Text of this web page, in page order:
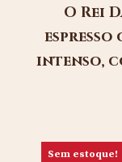
O Rei
intenso,
Sem estoque!